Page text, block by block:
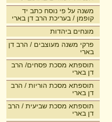
משנה על פי נוסח כתב יד
קופמן / בעריכת הרב דן בארי
מונחים ביהדות
פרקי משנה מעוצבים / הרב דן
בארי
תוספתא מסכת פסחים/ הרב
דן בארי
תוספתא מסכת הוריות / הרב
דן בארי
תוספתא מסכת שביעית / הרב
דן בארי